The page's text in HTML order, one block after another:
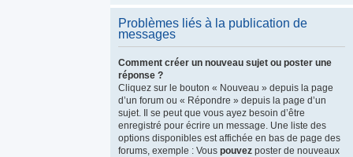
Problèmes liés à la publication de
messages
Comment créer un nouveau sujet ou poster une
réponse ?
Cliquez sur le bouton « Nouveau » depuis la page
d’un forum ou « Répondre » depuis la page d’un
sujet. Il se peut que vous ayez besoin d’être
enregistré pour écrire un message. Une liste des
options disponibles est affichée en bas de page des
forums, exemple : Vous pouvez poster de nouveaux